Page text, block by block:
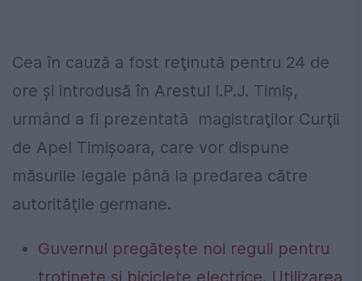
Cea în cauză a fost reţinută pentru 24 de
ore şi introdusă în Arestul I.P.J. Timiş,
urmând a fi prezentată magistraţilor Curţii
de Apel Timişoara, care vor dispune
măsurile legale până la predarea către
autorităţile germane.
Guvernul pregătește noi reguli pentru
trotinete și biciclete electrice. Utilizarea